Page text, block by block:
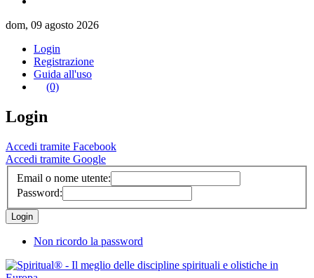
dom, 09 agosto 2026
Login
Registrazione
Guida all'uso
(0)
Login
Accedi tramite Facebook
Accedi tramite Google
Email o nome utente:
Password:
Non ricordo la password